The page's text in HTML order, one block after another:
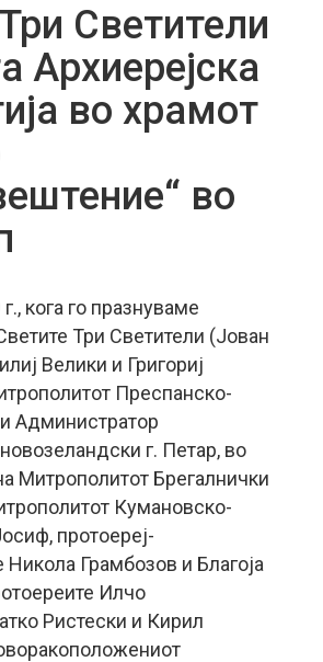
Светители
Архиерејска
во храмот
во
кога го празнуваме
Три Светители (Јован
Велики и Григориј
Преспанско-
Администратор
г. Петар, во
Митрополитот Брегалнички
Кумановско-
протоереј-
Никола Грамбозов и Благоја
Илчо
Ристески и Кирил